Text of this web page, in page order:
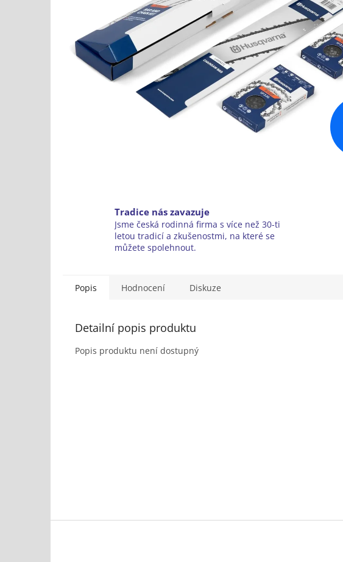
Tradice nás zavazuje
Jsme česká rodinná firma s více než 30-ti
letou tradicí a zkušenostmi, na které se
můžete spolehnout.
Popis Hodnocení Diskuze
Detailní popis produktu
Popis produktu není dostupný